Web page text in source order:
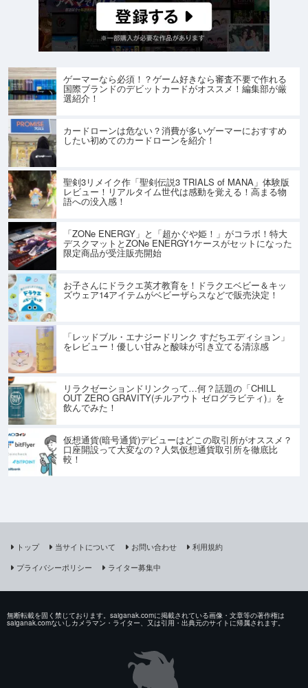
ゲーマーなら必須！？ゲーム好きなら審査不要で作れる
国際ブランドのデビットカードがオススメ！編集部が厳
選紹介！
カードローンは危ない？消費が多いゲーマーにおすすめ
したい初めてのカードローンを紹介！
聖剣3リメイク作「聖剣伝説3 TRIALS of MANA」体験版
レビュー！リアルタイム世代は感動を覚える！高まる物
語への没入感！
「ZONe ENERGY」と「超かぐや姫！」がコラボ！特大
デスクマットとZONe ENERGY1ケースがセットになった
限定商品が受注販売開始
お子さんにドラクエ英才教育を！ドラクエベビー＆キッ
ズウェア14アイテムがベビーザらスなどで販売決定！
「レッドブル・エナジードリンク すだちエディション」
をレビュー！優しい甘みと酸味が引き立てる清涼感
リラクゼーションドリンクって…何？話題の「CHILL
OUT ZERO GRAVITY(チルアウト ゼログラビティ)」を
飲んでみた！
仮想通貨(暗号通貨)デビューはどこの取引所がオススメ？
口座開設って大変なの？人気仮想通貨取引所を徹底比
較！
トップ 当サイトについて お問い合わせ
利用規約
プライバシーポリシー
ライター募集中
無断転載を固く禁じております。saiganak.comに掲載されている画像・文章等の著作権は
saiganak.comないしカメラマン・ライター、又は引用・出典元のサイトに帰属されます。